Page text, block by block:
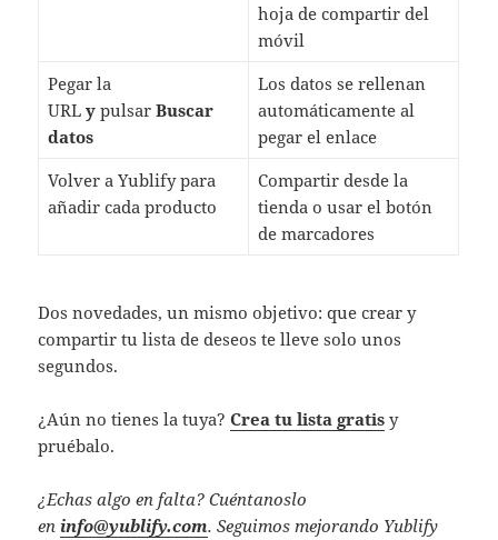
hoja de compartir del
móvil
Pegar la
URL ypulsar Buscar
datos
Los datos se rellenan
automáticamente al
pegar el enlace
Volver a Yublify para
añadir cada producto
Compartir desde la
tienda o usar el botón
de marcadores
Dos novedades, un mismo objetivo: que crear y
compartir tu lista de deseos te lleve solo unos
segundos.
¿Aún no tienes la tuya?Crea tu lista gratis y
pruébalo.
¿Echas algo en falta? Cuéntanoslo
en info@yublify.com. Seguimos mejorando Yublify